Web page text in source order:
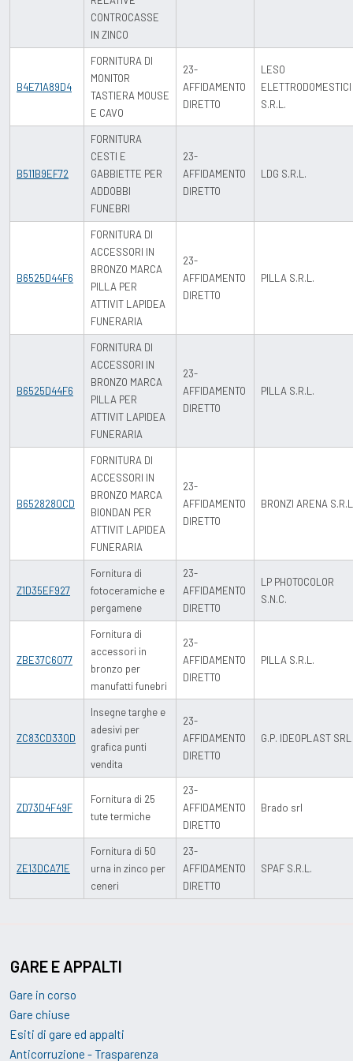
CONTROCASSE
IN ZINCO
B4E71A89D4
FORNITURA DI
MONITOR
TASTIERA MOUSE
E CAVO
23-
AFFIDAMENTO
DIRETTO
LESO
ELETTRODOMESTICI
S.R.L.
B511B9EF72
FORNITURA
CESTI E
GABBIETTE PER
ADDOBBI
FUNEBRI
23-
AFFIDAMENTO
DIRETTO
LDG S.R.L.
B6525D44F6
FORNITURA DI
ACCESSORI IN
BRONZO MARCA
PILLA PER
ATTIVIT LAPIDEA
FUNERARIA
23-
AFFIDAMENTO
DIRETTO
PILLA S.R.L.
B6525D44F6
FORNITURA DI
ACCESSORI IN
BRONZO MARCA
PILLA PER
ATTIVIT LAPIDEA
FUNERARIA
23-
AFFIDAMENTO
DIRETTO
PILLA S.R.L.
B6528280CD
FORNITURA DI
ACCESSORI IN
BRONZO MARCA
BIONDAN PER
ATTIVIT LAPIDEA
FUNERARIA
23-
AFFIDAMENTO
DIRETTO
BRONZI ARENA
Z1D35EF927
Fornitura di
fotoceramiche e
pergamene
23-
AFFIDAMENTO
DIRETTO
LP PHOTOCOLOR
S.N.C.
ZBE37C6077
Fornitura di
accessori in
bronzo per
manufatti funebri
23-
AFFIDAMENTO
DIRETTO
PILLA S.R.L.
ZC83CD330D
Insegne targhe e
adesivi per
grafica punti
vendita
23-
AFFIDAMENTO
DIRETTO
G.P. IDEOPLAST SRL
ZD73D4F49F
Fornitura di 25
tute termiche
23-
AFFIDAMENTO
DIRETTO
Brado srl
ZE13DCA71E
Fornitura di 50
urna in zinco per
ceneri
23-
AFFIDAMENTO
DIRETTO
SPAF S.R.L.
GARE E APPALTI
Gare in corso
Gare chiuse
Esiti di gare ed appalti
Anticorruzione - Trasparenza